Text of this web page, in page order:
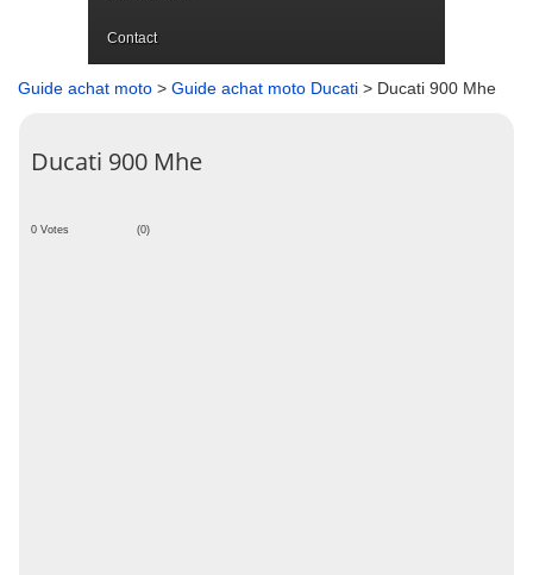
Contact
Guide achat moto > Guide achat moto Ducati > Ducati 900 Mhe
Ducati 900 Mhe
0 Votes (0)